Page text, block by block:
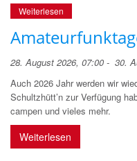
Weiterlesen
28. August 2026, 07:00 - 30.
Auch 2026 Jahr werden wir
Schultzhütt’n zur Verfügung
campen und vieles mehr.
Weiterlesen